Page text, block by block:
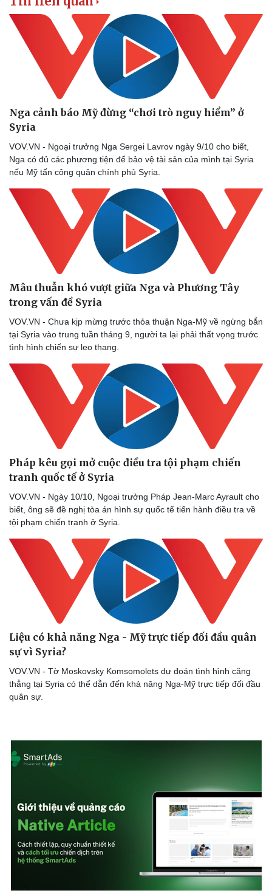
Thể thao
Bóng đá
Thế giới thể thao
eSports
Hậu trường
Ô tô - Xe máy
Tư vấn
Nga cảnh báo Mỹ đừng “chơi trò nguy hiểm” ở
Syria
VOV.VN - Ngoại trưởng Nga Sergei Lavrov ngày 9/10 cho biết,
Nga có đủ các phương tiện để bảo vệ tài sản của mình tại Syria
nếu Mỹ tấn công quân chính phủ Syria.
Mâu thuẫn khó vượt giữa Nga và Phương Tây
trong vấn đề Syria
VOV.VN - Chưa kịp mừng trước thỏa thuận Nga-Mỹ về ngừng bắn
tại Syria vào trung tuần tháng 9, người ta lại phải thất vọng trước
tình hình chiến sự leo thang.
Pháp kêu gọi mở cuộc điều tra tội phạm chiến
tranh quốc tế ở Syria
VOV.VN - Ngày 10/10, Ngoại trưởng Pháp Jean-Marc Ayrault cho
biết, ông sẽ đề nghị tòa án hình sự quốc tế tiến hành điều tra về
tội phạm chiến tranh ở Syria.
Liệu có khả năng Nga - Mỹ trực tiếp đối đầu quân
sự vì Syria?
VOV.VN - Tờ Moskovsky Komsomolets dự đoán tình hình căng
thẳng tại Syria có thể dẫn đến khả năng Nga-Mỹ trực tiếp đối đầu
quân sự.